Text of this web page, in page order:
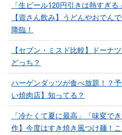
「生ビール120円引きは熱すぎる
【資さん飲み】うどんやおでん
降臨！
【セブン・ミスド比較】ドーナ
どっち？
ハーゲンダッツが食べ放題！？
い焼肉店】知ってる？
「冷たくて夏に最高」「味変で
作】今度はすき焼き風つけ麺！